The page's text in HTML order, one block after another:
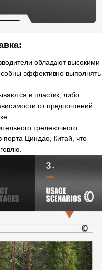
обладают высокими
эффективно выполнять
в пластик, либо
от предпочтений
трелевочного
порта Циндао, Китай, что